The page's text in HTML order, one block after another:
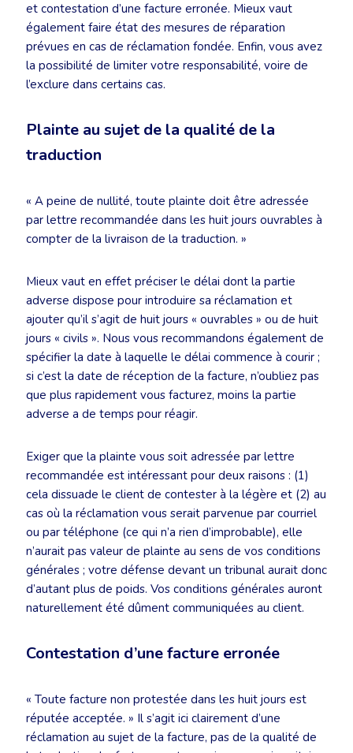
et contestation d’une facture erronée. Mieux vaut
également faire état des mesures de réparation
prévues en cas de réclamation fondée. Enfin, vous avez
la possibilité de limiter votre responsabilité, voire de
l’exclure dans certains cas.
Plainte au sujet de la qualité de la
traduction
« A peine de nullité, toute plainte doit être adressée
par lettre recommandée dans les huit jours ouvrables à
compter de la livraison de la traduction. »
Mieux vaut en effet préciser le délai dont la partie
adverse dispose pour introduire sa réclamation et
ajouter qu’il s’agit de huit jours « ouvrables » ou de huit
jours « civils ». Nous vous recommandons également de
spécifier la date à laquelle le délai commence à courir ;
si c’est la date de réception de la facture, n’oubliez pas
que plus rapidement vous facturez, moins la partie
adverse a de temps pour réagir.
Exiger que la plainte vous soit adressée par lettre
recommandée est intéressant pour deux raisons : (1)
cela dissuade le client de contester à la légère et (2) au
cas où la réclamation vous serait parvenue par courriel
ou par téléphone (ce qui n’a rien d’improbable), elle
n’aurait pas valeur de plainte au sens de vos conditions
générales ; votre défense devant un tribunal aurait donc
d’autant plus de poids. Vos conditions générales auront
naturellement été dûment communiquées au client.
Contestation d’une facture erronée
« Toute facture non protestée dans les huit jours est
réputée acceptée. » Il s’agit ici clairement d’une
réclamation au sujet de la facture, pas de la qualité de